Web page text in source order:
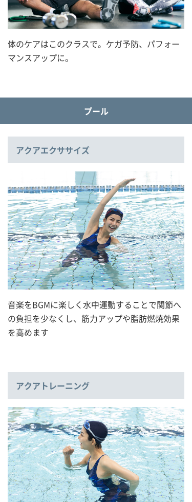
体のケアはこのクラスで。ケガ予防、パフォー
マンスアップに。
プール
アクアエクササイズ
音楽をBGMに楽しく水中運動することで関節へ
の負担を少なくし、筋力アップや脂肪燃焼効果
を高めます
アクアトレーニング